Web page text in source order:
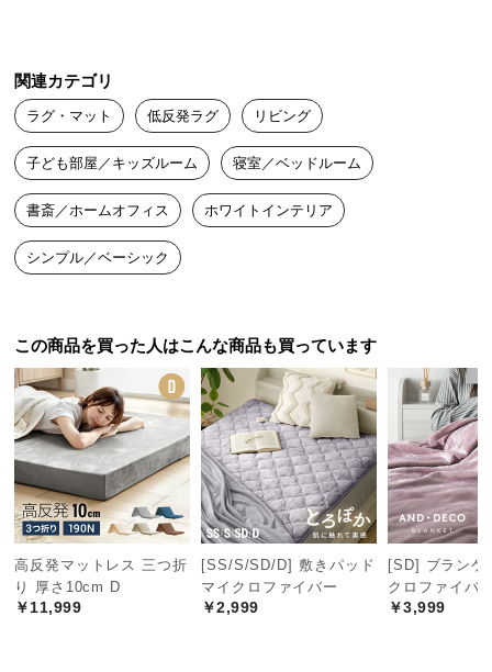
品
の
配
送
に
つ
て
型
品
の
配
送
に
つ
い
て
開
関連カテゴリ
ラグ・マット 低反発ラグ リビング
子ども部屋／キッズルーム 寝室／ベッドルーム
書斎／ホームオフィス ホワイトインテリア
シンプル／ベーシック
この商品を買った人はこんな商品も買っています
高反発マットレス 三つ折
り 厚さ10cm D
￥11,999
[SS/S/SD/D] 敷きパッド
マイクロファイバー
￥2,999
[SD] ブランケ
クロファイバ
￥3,999